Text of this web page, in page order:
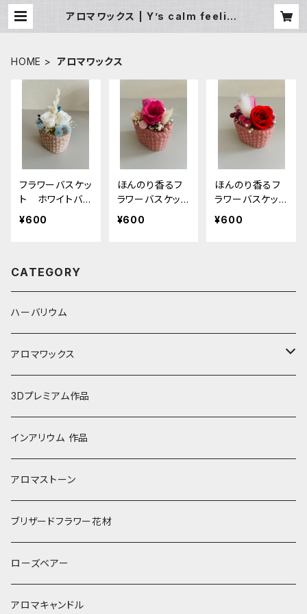
アロマワックス | Y’s calm feeling
HOME アロマワックス
フラワーバスケッ
ト ホワイトバ
ラ
¥600
ほんのり香るフ
ラワーバスケッ
ト ピンクロー
¥600
ほんのり香るフ
ラワーバスケッ
ト レッドロ
¥600
CATEGORY
ハーバリウム
アロマワックス
アロマワックス サシェ
アロマワックス カップ
3Dプレミアム作品
インアリウム 作品
アロマストーン
ブリザードフラワー花材
ローズベアー
アロマキャンドル